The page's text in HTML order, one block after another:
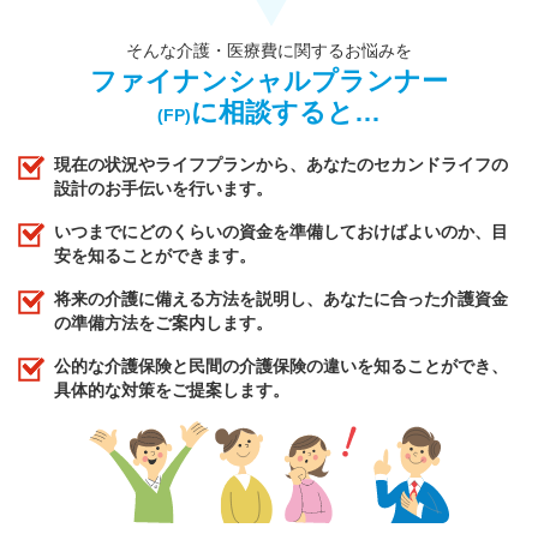
そんな介護・医療費に関するお悩みを
ファイナンシャルプランナー
(FP)に相談すると…
現在の状況やライフプランから、あなたのセカンドライフの
設計のお手伝いを行います。
いつまでにどのくらいの資金を準備しておけばよいのか、目
安を知ることができます。
将来の介護に備える方法を説明し、あなたに合った介護資金
の準備方法をご案内します。
公的な介護保険と民間の介護保険の違いを知ることができ、
具体的な対策をご提案します。